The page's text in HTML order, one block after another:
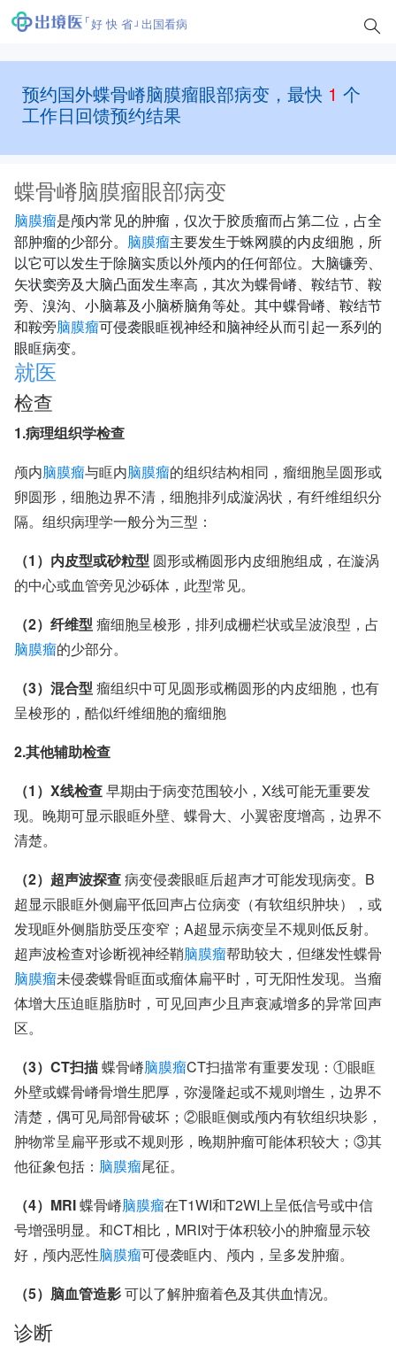
好 快 省 出国看病
预约国外蝶骨嵴脑膜瘤眼部病变，最快 1 个
工作日回馈预约结果
蝶骨嵴脑膜瘤眼部病变
脑膜瘤是颅内常见的肿瘤，仅次于胶质瘤而占第二位，占全
部肿瘤的少部分。 脑膜瘤主要发生于蛛网膜的内皮细胞，所
以它可以发生于除脑实质以外颅内的任何部位。大脑镰旁、
矢状窦旁及大脑凸面发生率高，其次为蝶骨嵴、鞍结节、鞍
旁、溴沟、小脑幕及小脑桥脑角等处。其中蝶骨嵴、鞍结节
和鞍旁脑膜瘤可侵袭眼眶视神经和脑神经从而引起一系列的
眼眶病变。
就医
检查
1.病理组织学检查
颅内脑膜瘤与眶内脑膜瘤的组织结构相同，瘤细胞呈圆形或
卵圆形，细胞边界不清，细胞排列成漩涡状，有纤维组织分
隔。组织病理学一般分为三型：
（1）内皮型或砂粒型 圆形或椭圆形内皮细胞组成，在漩涡
的中心或血管旁见沙砾体，此型常见。
（2）纤维型 瘤细胞呈梭形，排列成栅栏状或呈波浪型，占
脑膜瘤的少部分。
（3）混合型 瘤组织中可见圆形或椭圆形的内皮细胞，也有
呈梭形的，酷似纤维细胞的瘤细胞
2.其他辅助检查
（1）X线检查早期由于病变范围较小，X线可能无重要发
现。晚期可显示眼眶外壁、蝶骨大、小翼密度增高，边界不
清楚。
（2）超声波探查病变侵袭眼眶后超声才可能发现病变。B
超显示眼眶外侧扁平低回声占位病变（有软组织肿块），或
发现眶外侧脂肪受压变窄；A超显示病变呈不规则低反射。
超声波检查对诊断视神经鞘脑膜瘤帮助较大，但继发性蝶骨
脑膜瘤未侵袭蝶骨眶面或瘤体扁平时，可无阳性发现。当瘤
体增大压迫眶脂肪时，可见回声少且声衰减增多的异常回声
区。
（3）CT扫描蝶骨嵴脑膜瘤CT扫描常有重要发现：①眼眶
外壁或蝶骨嵴骨增生肥厚，弥漫隆起或不规则增生，边界不
清楚，偶可见局部骨破坏；②眼眶侧或颅内有软组织块影，
肿物常呈扁平形或不规则形，晚期肿瘤可能体积较大；③其
他征象包括： 脑膜瘤尾征。
（4）MRI蝶骨嵴脑膜瘤在T1WI和T2WI上呈低信号或中信
号增强明显。和CT相比，MRI对于体积较小的肿瘤显示较
好，颅内恶性脑膜瘤可侵袭眶内、颅内，呈多发肿瘤。
（5）脑血管造影可以了解肿瘤着色及其供血情况。
诊断